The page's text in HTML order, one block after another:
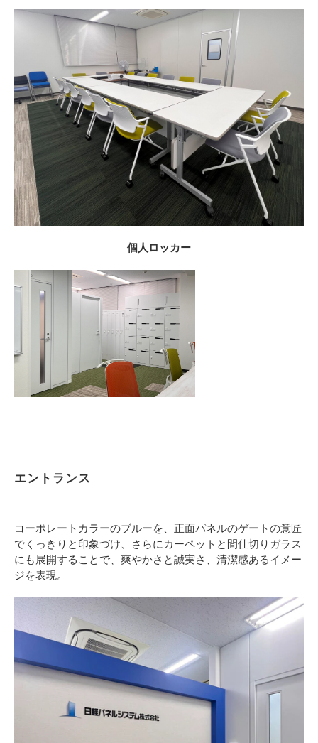
個人ロッカー
エントランス
コーポレートカラーのブルーを、正面パネルのゲートの意匠
でくっきりと印象づけ、さらにカーペットと間仕切りガラス
にも展開することで、爽やかさと誠実さ、清潔感あるイメー
ジを表現。